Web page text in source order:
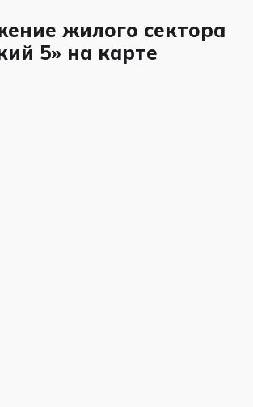
жилого сектора
5» на карте